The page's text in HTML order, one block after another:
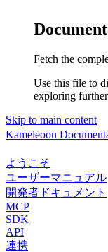
Fetch the
Use this file to
exploring
Skip to main content
Kameleoon
ようこそ
ユーザーマニュアル
開発者ドキュメント
MCP
SDK
API
連携